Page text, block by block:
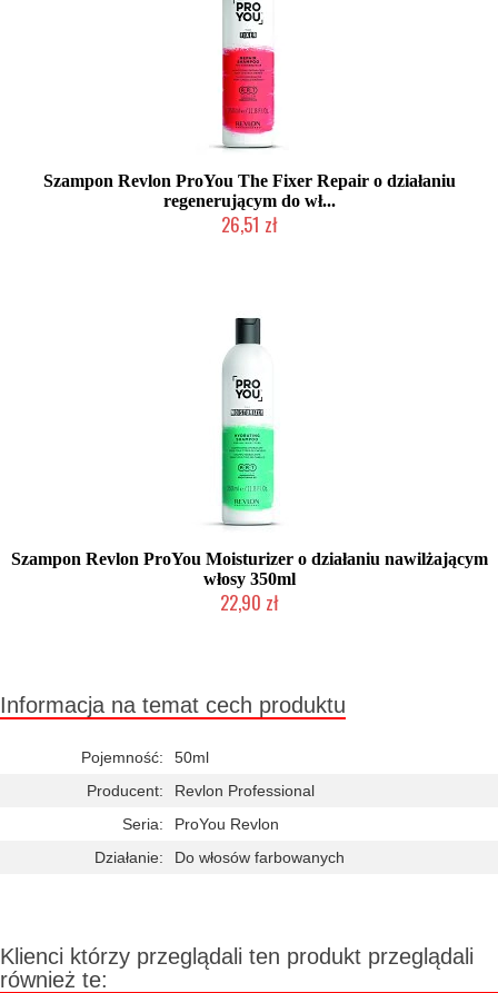
Szampon Revlon ProYou The Fixer Repair o działaniu
regenerującym do wł...
26,51 zł
Szampon Revlon ProYou Moisturizer o działaniu nawilżającym
włosy 350ml
22,90 zł
Informacja na temat cech produktu
Pojemność:
50ml
Producent:
Revlon Professional
Seria:
ProYou Revlon
Działanie:
Do włosów farbowanych
Klienci którzy przeglądali ten produkt przeglądali
również te: